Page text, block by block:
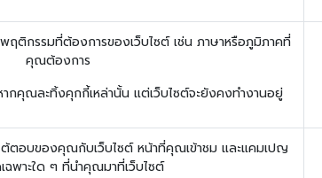
ติกรรมที่ต้องการของเว็บไซต์ เช่น ภาษาหรือภูมิภาคที่
คุณต้องการ
คุณละทิ้งคุกกี้เหล่านั้น แต่เว็บไซต์จะยังคงทำงานอยู่
ต้ตอบของคุณกับเว็บไซต์ หน้าที่คุณเข้าชม และแคมเปญ
ฉพาะใด ๆ ที่นำคุณมาที่เว็บไซต์